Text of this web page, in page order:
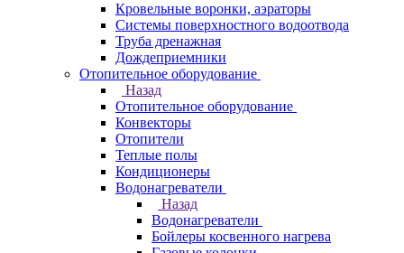
Кровельные воронки, аэраторы
Системы поверхностного водоотвода
Труба дренажная
Дождеприемники
Отопительное оборудование
Назад
Отопительное оборудование
Конвекторы
Отопители
Теплые полы
Кондиционеры
Водонагреватели
Назад
Водонагреватели
Бойлеры косвенного нагрева